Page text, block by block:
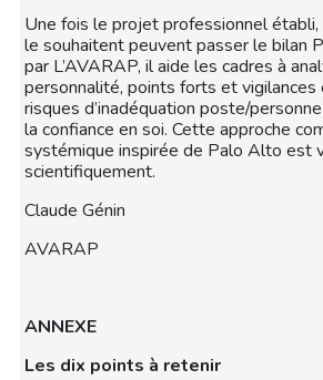
Une fois le projet professionnel
le souhaitent peuvent passer le bilan
par L’AVARAP, il aide les cadres à
personnalité, points forts et vigilances
risques d’inadéquation poste/
la confiance en soi. Cette approche
systémique inspirée de Palo Alto est
scientifiquement.
Claude Génin
AVARAP
ANNEXE
Les dix points à retenir